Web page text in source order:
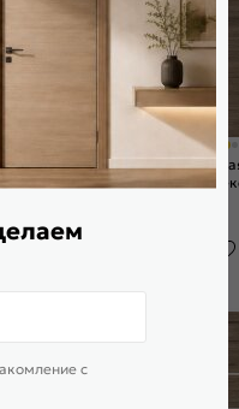
magic fog,
Доставим завтра
Дверь
Original Oak, без
c